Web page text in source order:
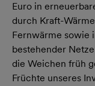
Euro in
durch Kraft-
Fernwärme sowie
bestehender
die Weichen früh
Früchte unseres